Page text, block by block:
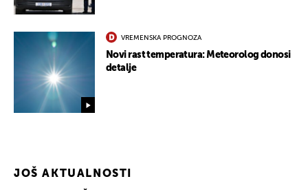
VREMENSKA PROGNOZA
Novi rast temperatura: Meteorolog donosi
detalje
JOŠ AKTUALNOSTI